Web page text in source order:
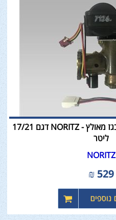
ברז סרבו למחמם מים בגז מאולץ - NORITZ דגם 17/21
ליטר
NORITZ
529
₪